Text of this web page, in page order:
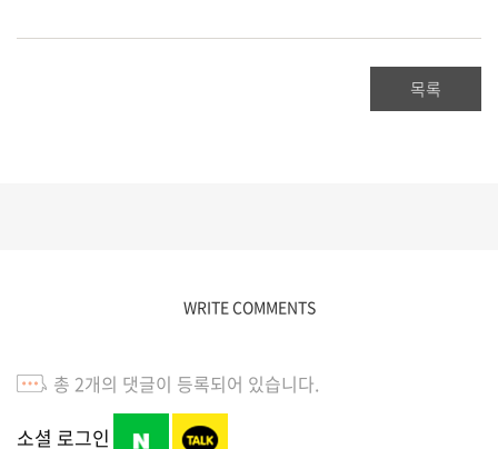
목록
WRITE COMMENTS
총 2개의 댓글이 등록되어 있습니다.
소셜 로그인